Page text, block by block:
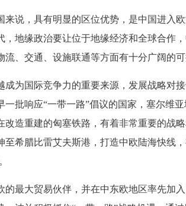
说，具有明显的区位优势，是中国进入
，地缘政治要让位于地缘经济和全球合作
流、交通、设施联通等方面有十分广阔的
为国际竞争力的重要来源，发展战略对接
一批响应“一带一路”倡议的国家，塞尔维
改造重建的匈塞铁路，有着非常重要的战
至希腊比雷艾夫斯港，打造中欧陆海快线
最大贸易伙伴，并在中东欧地区率先加